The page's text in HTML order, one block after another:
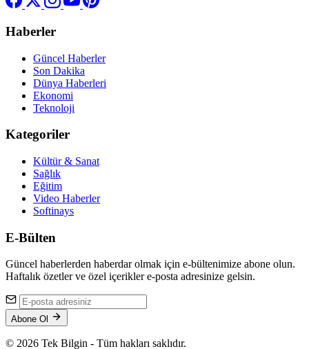
Haberler
Güncel Haberler
Son Dakika
Dünya Haberleri
Ekonomi
Teknoloji
Kategoriler
Kültür & Sanat
Sağlık
Eğitim
Video Haberler
Softinays
E-Bülten
Güncel haberlerden haberdar olmak için e-bültenimize abone olun.
Haftalık özetler ve özel içerikler e-posta adresinize gelsin.
Abone Ol
© 2026 Tek Bilgin - Tüm hakları saklıdır.